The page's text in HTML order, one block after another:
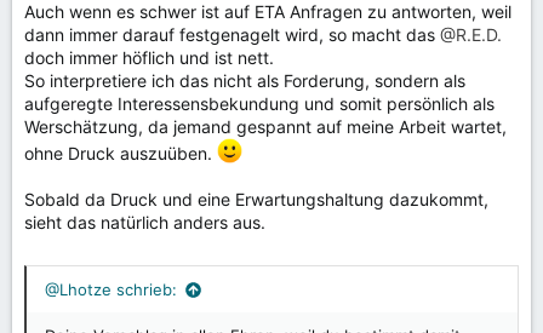
Auch wenn es schwer ist auf ETA Anfragen zu antworten, weil
dann immer darauf festgenagelt wird, so macht das @R.E.D.
doch immer höflich und ist nett.
So interpretiere ich das nicht als Forderung, sondern als
aufgeregte Interessensbekundung und somit persönlich als
Werschätzung, da jemand gespannt auf meine Arbeit wartet,
ohne Druck auszuüben.
Sobald da Druck und eine Erwartungshaltung dazukommt,
sieht das natürlich anders aus.
@Lhotze schrieb: